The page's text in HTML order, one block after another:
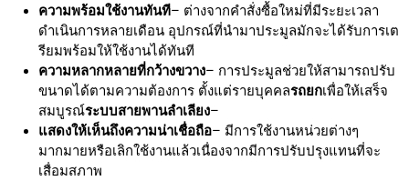
ความพร้อมใช้งานทันที– ต่างจากคำสั่งซื้อใหม่ที่มีระยะเวลา
ดำเนินการหลายเดือน อุปกรณ์ที่นำมาประมูลมักจะได้รับการเต
รียมพร้อมให้ใช้งานได้ทันที
ความหลากหลายที่กว้างขวาง– การประมูลช่วยให้สามารถปรับ
ขนาดได้ตามความต้องการ ตั้งแต่รายบุคคลรถยกเพื่อให้เสร็จ
สมบูรณ์ระบบสายพานลำเลียง–
แสดงให้เห็นถึงความน่าเชื่อถือ– มีการใช้งานหน่วยต่างๆ
มากมายหรือเลิกใช้งานแล้วเนื่องจากมีการปรับปรุงแทนที่จะ
เสื่อมสภาพ